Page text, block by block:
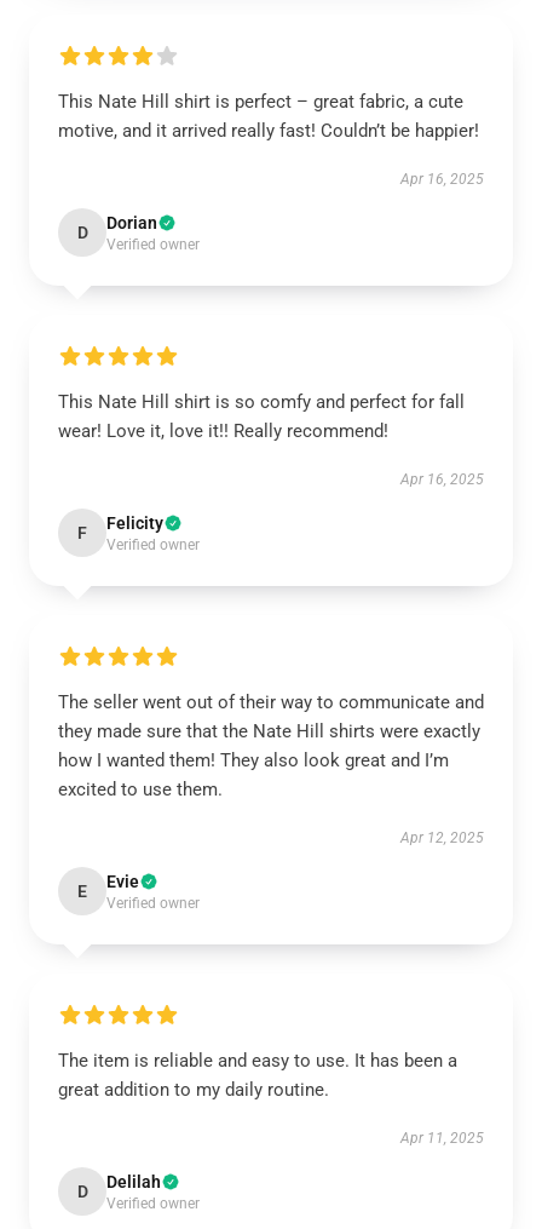
This Nate Hill shirt is perfect – great fabric, a cute
motive, and it arrived really fast! Couldn’t be happier!
Apr 16, 2025
D Dorian
Verified owner
This Nate Hill shirt is so comfy and perfect for fall
wear! Love it, love it!! Really recommend!
Apr 16, 2025
F Felicity
Verified owner
The seller went out of their way to communicate and
they made sure that the Nate Hill shirts were exactly
how I wanted them! They also look great and I’m
excited to use them.
Apr 12, 2025
E Evie
Verified owner
The item is reliable and easy to use. It has been a
great addition to my daily routine.
Apr 11, 2025
D Delilah
Verified owner